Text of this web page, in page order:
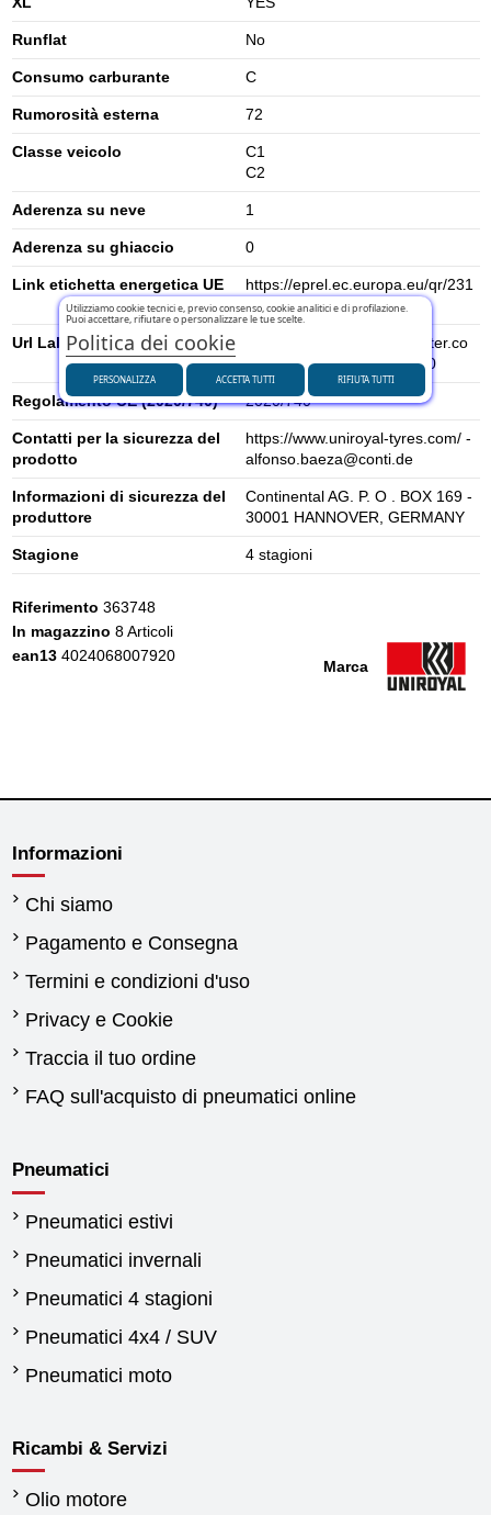
Runflat No
Consumo carburante C
Rumorosità esterna 72
Classe veicolo
C1
C2
Aderenza su neve 1
Aderenza su ghiaccio 0
Link etichetta energetica UE
https://eprel.ec.europa.eu/qr/231
4305
Url Label
https://www.contimediacenter.co
m/eulabel/en/03637480000
Regolamento UE (2020/740) 2020/740
Contatti per la sicurezza del
prodotto
https://www.uniroyal-tyres.com/ -
alfonso.baeza@conti.de
Informazioni di sicurezza del
produttore
Continental AG. P. O . BOX 169 -
30001 HANNOVER, GERMANY
Stagione 4 stagioni
Marca
Riferimento 363748
In magazzino 8 Articoli
ean13 4024068007920
Informazioni
Chi siamo
Pagamento e Consegna
Termini e condizioni d'uso
Privacy e Cookie
Traccia il tuo ordine
FAQ sull'acquisto di pneumatici online
Pneumatici
Pneumatici estivi
Pneumatici invernali
Pneumatici 4 stagioni
Pneumatici 4x4 / SUV
Pneumatici moto
Ricambi & Servizi
Olio motore
Utilizziamo cookie tecnici e, previo consenso, cookie analitici e di profilazione.
Puoi accettare, rifiutare o personalizzare le tue scelte.
Politica dei cookie
PERSONALIZZA RIFIUTA TUTTI
ACCETTA TUTTI